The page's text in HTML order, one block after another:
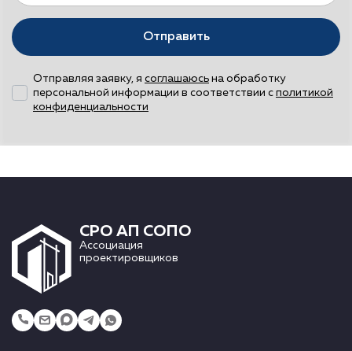
Отправить
Отправляя заявку, я соглашаюсь на обработку
персональной информации в соответствии с политикой
конфиденциальности
СРО АП СОПО
Ассоциация
проектировщиков